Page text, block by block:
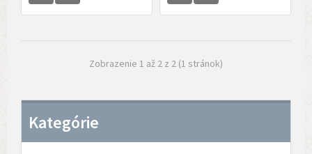
Zobrazenie 1 až 2 z 2 (1 stránok)
Kategórie